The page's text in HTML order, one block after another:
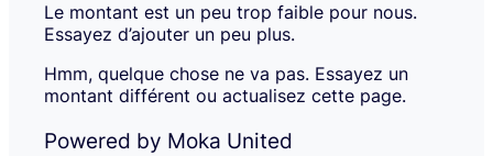
Le montant est un peu trop faible pour nous.
Essayez d’ajouter un peu plus.
Hmm, quelque chose ne va pas. Essayez un
montant différent ou actualisez cette page.
Powered by Moka United